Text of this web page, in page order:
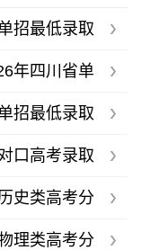
招最低录取
年四川省单
招最低录取
口高考录取
史类高考分
理类高考分